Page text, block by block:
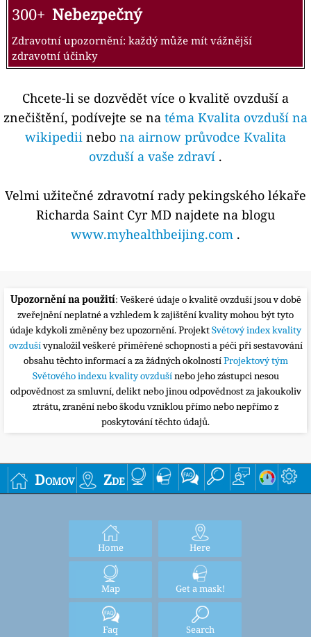
300+ Nebezpečný
Zdravotní upozornění: každý může mít vážnější
zdravotní účinky
Chcete-li se dozvědět více o kvalitě ovzduší a
znečištění, podívejte se na téma Kvalita ovzduší na
wikipedii nebo na airnow průvodce Kvalita
ovzduší a vaše zdraví .
Velmi užitečné zdravotní rady pekingského lékaře
Richarda Saint Cyr MD najdete na blogu
www.myhealthbeijing.com .
Upozornění na použití: Veškeré údaje o kvalitě ovzduší jsou v době
zveřejnění neplatné a vzhledem k zajištění kvality mohou být tyto
údaje kdykoli změněny bez upozornění. ProjektSvětový index kvality
ovzdušívynaložil veškeré přiměřené schopnosti a péči při sestavování
obsahu těchto informací a za žádných okolnostíProjektový tým
Světového indexu kvality ovzdušínebo jeho zástupci nesou
odpovědnost za smluvní, delikt nebo jinou odpovědnost za jakoukoliv
ztrátu, zranění nebo škodu vzniklou přímo nebo nepřímo z
poskytování těchto údajů.
Domov Zde
Home Here
Map Get a mask!
Faq Search